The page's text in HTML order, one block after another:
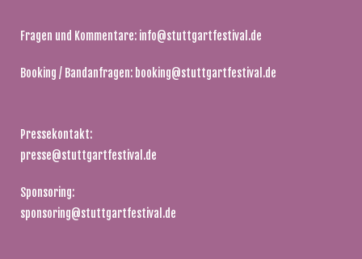
Fragen und Kommentare: info@stuttgartfestival.de
Booking / Bandanfragen: booking@stuttgartfestival.de
Pressekontakt:
presse@stuttgartfestival.de
Sponsoring:
sponsoring@stuttgartfestival.de